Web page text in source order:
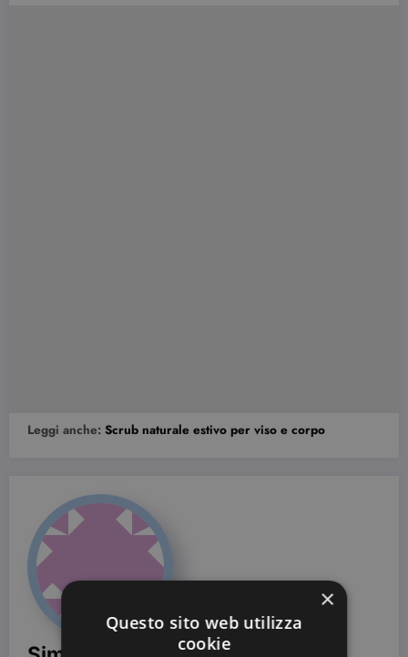
Leggi anche: Scrub naturale estivo per viso e corpo
×
Questo sito web utilizza
cookie